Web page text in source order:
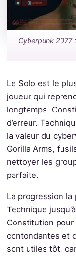
Cyberpunk 2077
Le Solo est le
joueur qui
longtemps.
d’erreur.
la valeur du
Gorilla Arms,
nettoyer les
parfaite.
La progression
Technique
Constitution pour
contondantes et
sont utiles tôt,